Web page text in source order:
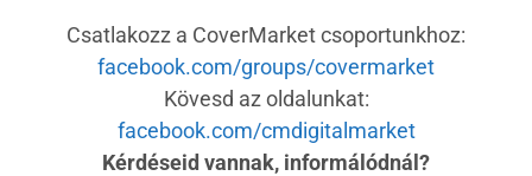
Csatlakozz a CoverMarket csoportunkhoz:
facebook.com/groups/covermarket
Kövesd az oldalunkat:
facebook.com/cmdigitalmarket
Kérdéseid vannak, informálódnál?